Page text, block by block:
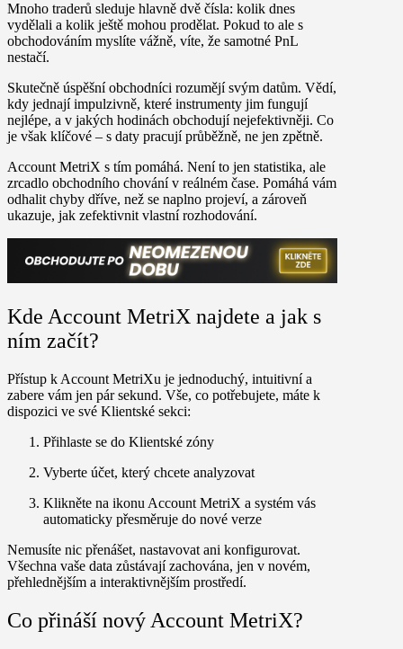
Mnoho traderů sleduje hlavně dvě čísla: kolik dnes
vydělali a kolik ještě mohou prodělat. Pokud to ale s
obchodováním myslíte vážně, víte, že samotné PnL
nestačí.
Skutečně úspěšní obchodníci rozumějí svým datům. Vědí,
kdy jednají impulzivně, které instrumenty jim fungují
nejlépe, a v jakých hodinách obchodují nejefektivněji. Co
je však klíčové – s daty pracují průběžně, ne jen zpětně.
Account MetriX s tím pomáhá. Není to jen statistika, ale
zrcadlo obchodního chování v reálném čase. Pomáhá vám
odhalit chyby dříve, než se naplno projeví, a zároveň
ukazuje, jak zefektivnit vlastní rozhodování.
Kde Account MetriX najdete a jak s
ním začít?
Přístup k Account MetriXu je jednoduchý, intuitivní a
zabere vám jen pár sekund. Vše, co potřebujete, máte k
dispozici ve své Klientské sekci:
Přihlaste se do Klientské zóny
Vyberte účet, který chcete analyzovat
Klikněte na ikonu Account MetriX a systém vás
automaticky přesměruje do nové verze
Nemusíte nic přenášet, nastavovat ani konfigurovat.
Všechna vaše data zůstávají zachována, jen v novém,
přehlednějším a interaktivnějším prostředí.
Co přináší nový Account MetriX?